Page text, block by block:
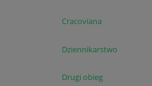
Cracoviana
Dziennikarstwo
Drugi obieg